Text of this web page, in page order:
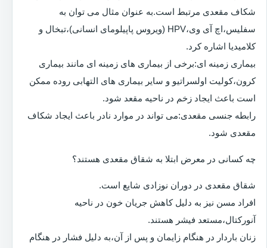
شکاف مقعدی مرتبط است.به عنوان مثال می توان به
سفلیس،اچ آی وی،HPV (ویروس پاپیلومای انسانی)،تبخال و
کلامیدیا اشاره کرد.
بیماری زمینه ای:برخی از بیماری های زمینه ای مانند بیماری
کرون،کولیت اولسراتیو و سایر بیماری های التهابی روده ممکن
است باعث ایجاد زخم در ناحیه مقعد شود.
رابطه جنسی مقعدی:می تواند در موارد نادر باعث ایجاد شکاف
مقعدی شود.
چه کسانی در معرض ابتلا به شقاق مقعدی هستند؟
شقاق مقعدی در دوران نوزادی شایع است.
افراد مسن نیز به دلیل کاهش جریان خون در ناحیه
آنورکتال،مستعد فیشر هستند.
زنان باردار در هنگام زایمان و پس از آن،به دلیل فشار در هنگام